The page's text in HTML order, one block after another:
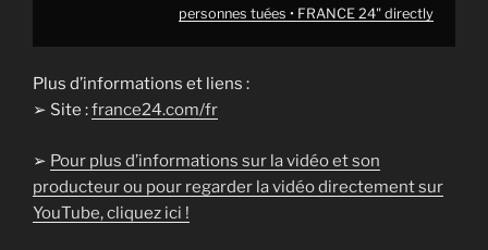
personnes tuées • FRANCE 24" directly
Plus d’informations et liens :
➢ Site :france24.com/fr
➢ Pour plus d’informations sur la vidéo et son
producteur ou pour regarder la vidéo directement sur
YouTube, cliquez ici !